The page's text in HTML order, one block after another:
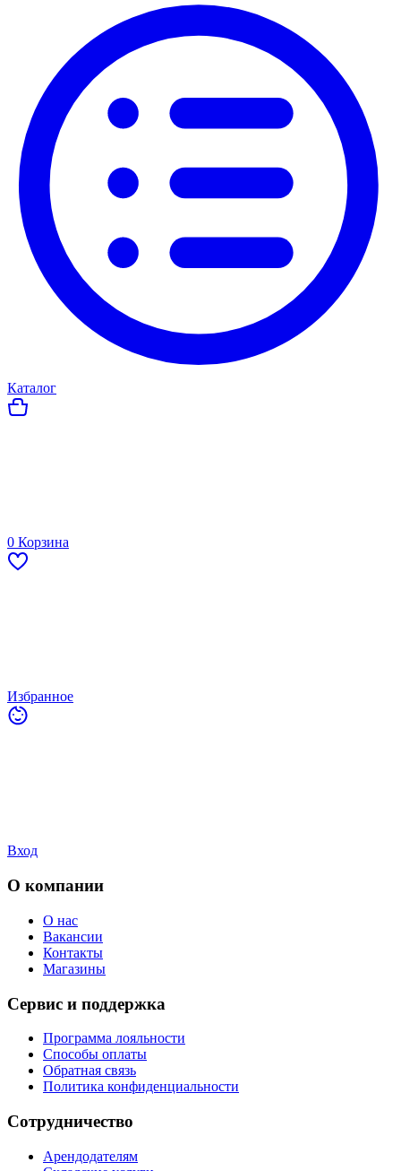
Каталог
0 Корзина
Избранное
Вход
О компании
О нас
Вакансии
Контакты
Магазины
Сервис и поддержка
Программа лояльности
Способы оплаты
Обратная связь
Политика конфиденциальности
Сотрудничество
Арендодателям